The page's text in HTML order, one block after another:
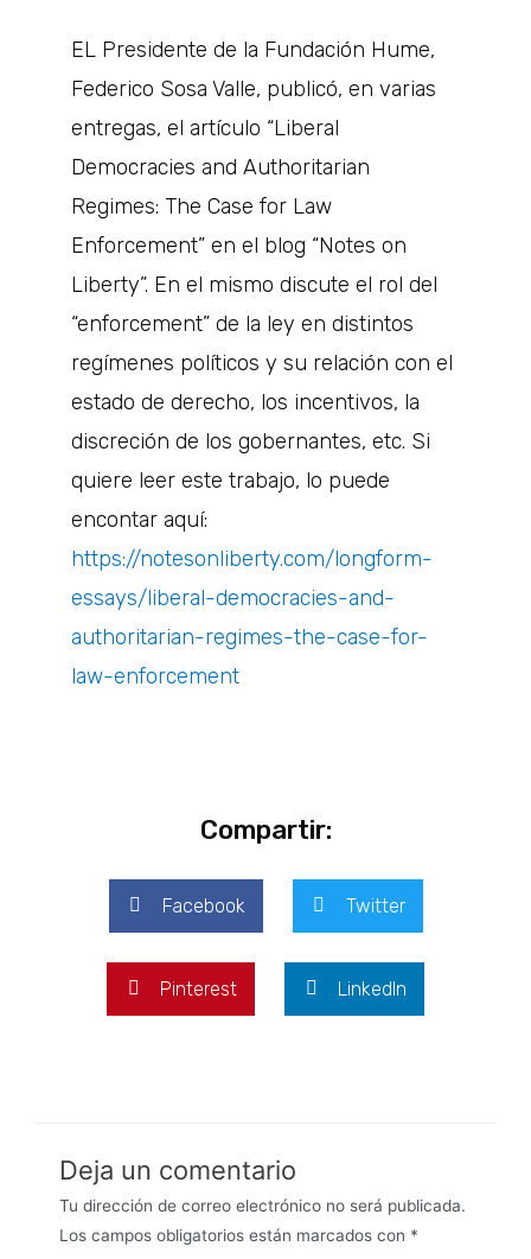
EL Presidente de la Fundación Hume,
Federico Sosa Valle, publicó, en varias
entregas, el artículo “Liberal
Democracies and Authoritarian
Regimes: The Case for Law
Enforcement” en el blog “Notes on
Liberty”. En el mismo discute el rol del
“enforcement” de la ley en distintos
regímenes políticos y su relación con el
estado de derecho, los incentivos, la
discreción de los gobernantes, etc. Si
quiere leer este trabajo, lo puede
encontar aquí:
https://notesonliberty.com/longform-
essays/liberal-democracies-and-
authoritarian-regimes-the-case-for-
law-enforcement
Compartir:
Facebook Twitter
Pinterest LinkedIn
Deja un comentario
Tu dirección de correo electrónico no será publicada.
Los campos obligatorios están marcados con *